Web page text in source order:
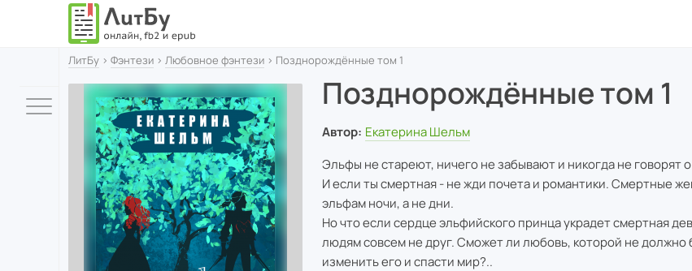
ЛитБу › Фэнтези › Любовное фэнтези › Позднорождённые том 1
Позднорождённые том 1
Автор: Екатерина Шельм
Эльфы не стареют, ничего не забывают и никогда не говорят
И если ты смертная - не жди почета и романтики. Смертные
эльфам ночи, а не дни.
Но что если сердце эльфийского принца украдет смертная
людям совсем не друг. Сможет ли любовь, которой не должно
изменить его и спасти мир?..